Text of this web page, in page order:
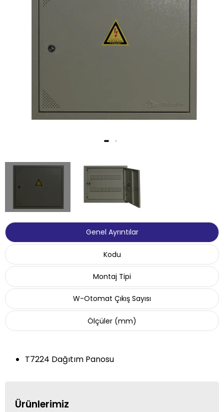
Ürünlerimiz
Genel Ayrıntılar
Kodu
Montaj Tipi
W-Otomat Çıkış Sayısı
Ölçüler (mm)
T7224 Dağıtım Panosu